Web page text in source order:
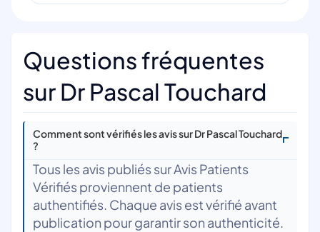
Questions fréquentes
sur Dr Pascal Touchard
Comment sont vérifiés les avis sur Dr Pascal Touchard
?
Tous les avis publiés sur Avis Patients
Vérifiés proviennent de patients
authentifiés. Chaque avis est vérifié avant
publication pour garantir son authenticité.